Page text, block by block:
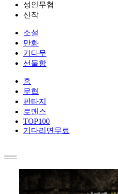
성인무협
신작
소설
만화
기다무
선물함
홈
무협
판타지
로맨스
TOP100
기다리면무료